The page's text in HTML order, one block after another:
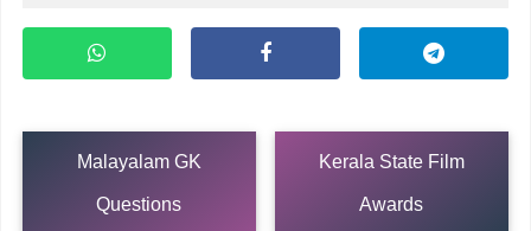
Malayalam GK
Questions
Kerala State Film
Awards